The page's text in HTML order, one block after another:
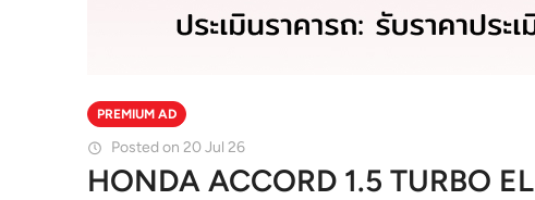
PREMIUM AD
Posted on 20 Jul 26
HONDA ACCORD 1.5 TURBO EL